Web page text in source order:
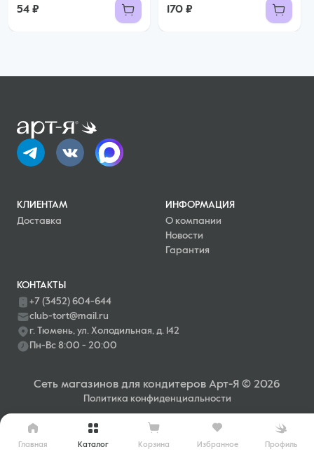
54 ₽ 170 ₽
КЛИЕНТАМ
Доставка
ИНФОРМАЦИЯ
О компании
Новости
Гарантия
КОНТАКТЫ
+7 (3452) 604-644
club-tort@mail.ru
г. Тюмень, ул. Холодильная, д. 142
Пн-Вс 8:00 - 20:00
Сеть магазинов для кондитеров Арт-Я © 2026
Политика конфиденциальности
Главная Каталог Корзина Избранное Профиль